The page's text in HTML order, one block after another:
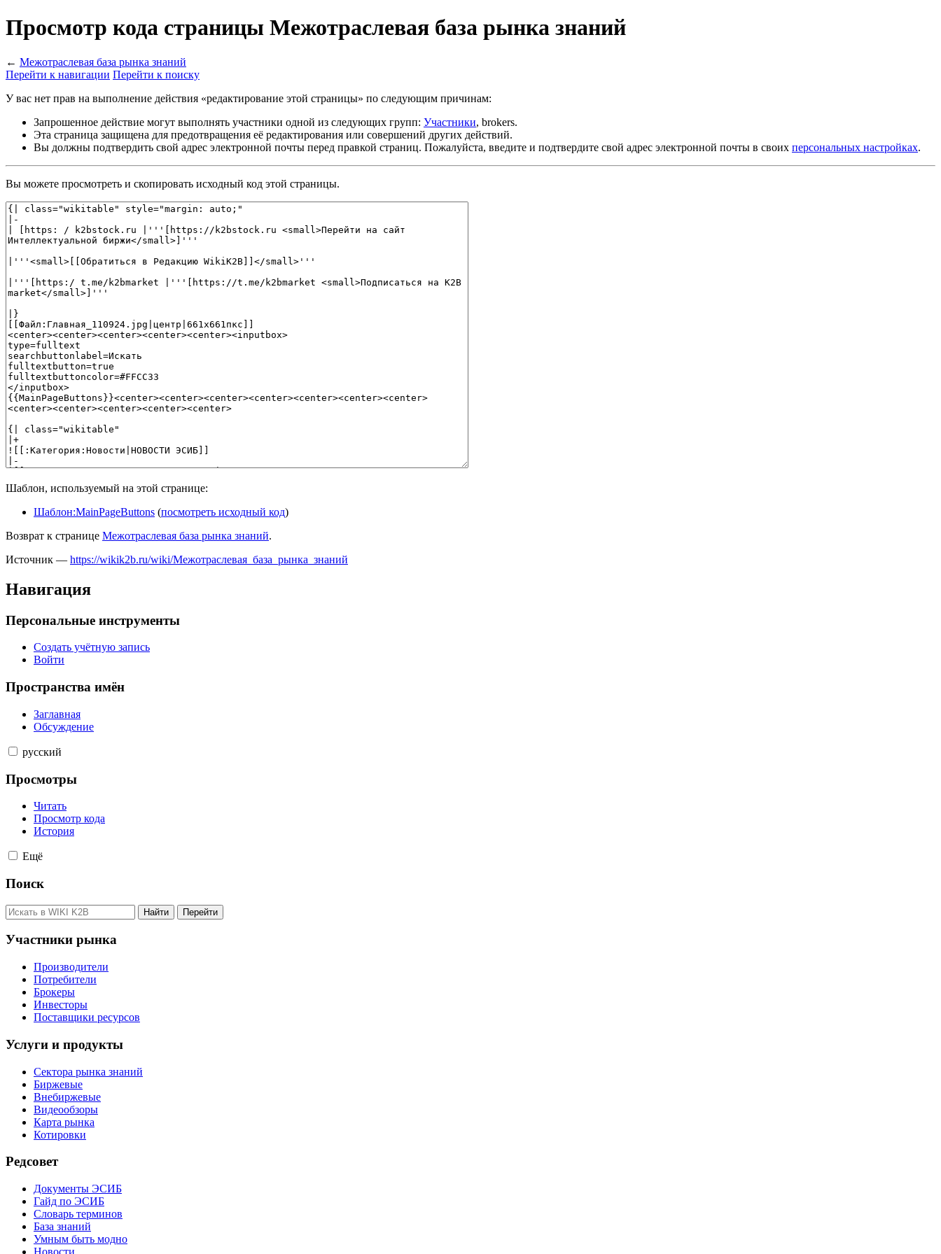
Просмотр кода страницы Межотраслевая база рынка знаний
← Межотраслевая база рынка знаний
Перейти к навигации Перейти к поиску
У вас нет прав на выполнение действия «редактирование этой страницы» по следующим причинам:
Запрошенное действие могут выполнять участники одной из следующих групп: Участники, brokers.
Эта страница защищена для предотвращения её редактирования или совершений других действий.
Вы должны подтвердить свой адрес электронной почты перед правкой страниц. Пожалуйста, введите и подтвердите свой адрес электронной почты в своих персональных настройках.
Вы можете просмотреть и скопировать исходный код этой страницы.
Шаблон, используемый на этой странице:
Шаблон:MainPageButtons (посмотреть исходный код)
Возврат к странице Межотраслевая база рынка знаний.
Источник — https://wikik2b.ru/wiki/Межотраслевая_база_рынка_знаний
Навигация
Персональные инструменты
Создать учётную запись
Войти
Пространства имён
Заглавная
Обсуждение
русский
Просмотры
Читать
Просмотр кода
История
Ещё
Поиск
Участники рынка
Производители
Потребители
Брокеры
Инвесторы
Поставщики ресурсов
Услуги и продукты
Сектора рынка знаний
Биржевые
Внебиржевые
Видеообзоры
Карта рынка
Котировки
Редсовет
Документы ЭСИБ
Гайд по ЭСИБ
Словарь терминов
База знаний
Умным быть модно
Новости